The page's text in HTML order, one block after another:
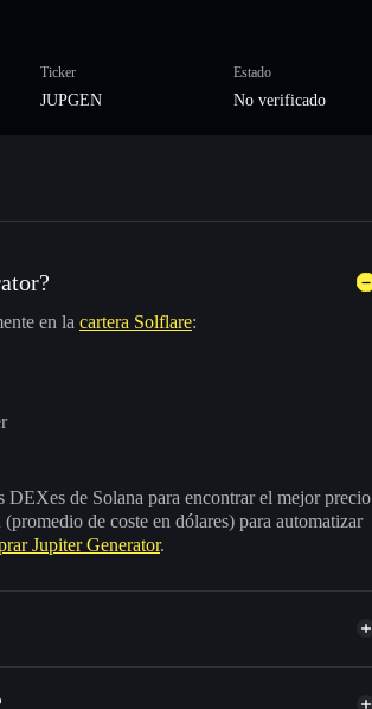
Ticker
JUPGEN
Estado
No verificado
en la cartera Solflare:
de Solana para encontrar el mejor precio
(promedio de coste en dólares) para automatizar
Jupiter Generator.